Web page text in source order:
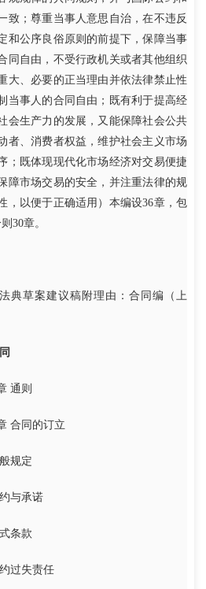
致；尊重当事人意思自治，在不违反
和公序良俗原则的前提下，保障当事
同自由，不受行政机关或者其他组织
大、必要的正当理由并依法律禁止性
当事人的合同自由；既有利于提高经
会生产力的发展，又能保障社会公共
者、消费者权益，维护社会主义市场
；既体现现代化市场经济对交易便捷
障市场交易的安全，并注重法律的规
，以便于正确适用）本编设36章，包
30章。
法典草案建议稿附理由：合同编（上
通则
合同的订立
规定
与承诺
条款
过失责任